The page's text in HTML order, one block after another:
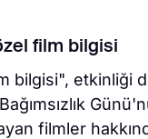
film bilgisi
bilgisi", etkinliği
filmler